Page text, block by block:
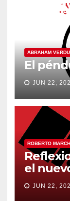
ABRAHAM
El
JUN 22,
ROBERTO
el
JUN 22,